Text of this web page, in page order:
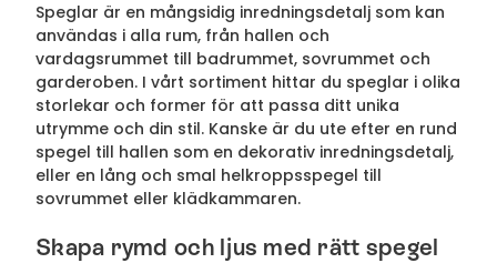
Speglar är en mångsidig inredningsdetalj som kan
användas i alla rum, från hallen och
vardagsrummet till badrummet, sovrummet och
garderoben. I vårt sortiment hittar du speglar i olika
storlekar och former för att passa ditt unika
utrymme och din stil. Kanske är du ute efter en rund
spegel till hallen som en dekorativ inredningsdetalj,
eller en lång och smal helkroppsspegel till
sovrummet eller klädkammaren.
Skapa rymd och ljus med rätt spegel